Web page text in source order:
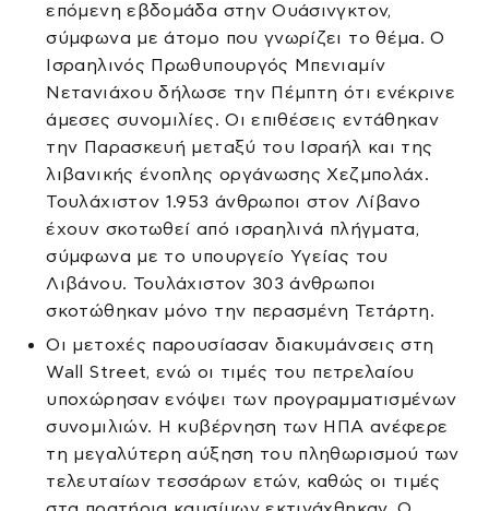
επόμενη εβδομάδα στην Ουάσινγκτον,
σύμφωνα με άτομο που γνωρίζει το θέμα. Ο
Ισραηλινός Πρωθυπουργός Μπενιαμίν
Νετανιάχου δήλωσε την Πέμπτη ότι ενέκρινε
άμεσες συνομιλίες. Οι επιθέσεις εντάθηκαν
την Παρασκευή μεταξύ του Ισραήλ και της
λιβανικής ένοπλης οργάνωσης Χεζμπολάχ.
Τουλάχιστον 1.953 άνθρωποι στον Λίβανο
έχουν σκοτωθεί από ισραηλινά πλήγματα,
σύμφωνα με το υπουργείο Υγείας του
Λιβάνου. Τουλάχιστον 303 άνθρωποι
σκοτώθηκαν μόνο την περασμένη Τετάρτη.
Οι μετοχές παρουσίασαν διακυμάνσεις στη
Wall Street, ενώ οι τιμές του πετρελαίου
υποχώρησαν ενόψει των προγραμματισμένων
συνομιλιών. Η κυβέρνηση των ΗΠΑ ανέφερε
τη μεγαλύτερη αύξηση του πληθωρισμού των
τελευταίων τεσσάρων ετών, καθώς οι τιμές